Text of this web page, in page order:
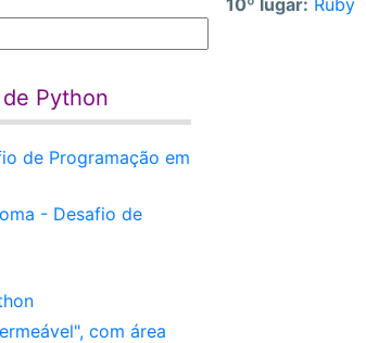
Python
de Programação em
- Desafio de
com área
10º lugar: Ruby